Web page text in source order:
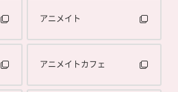
アニメイト
アニメイトカフェ